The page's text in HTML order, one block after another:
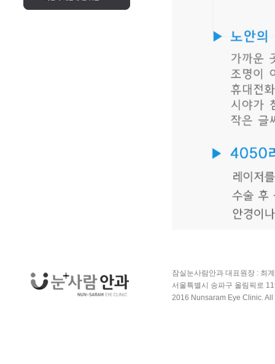
잠실눈사람안과 대표원장 : 최
서울특별시 송파구 올림픽로
2016 Nunsaram Eye Clinic.